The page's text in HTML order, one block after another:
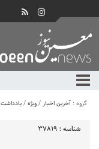
گروه : آخرین اخبار/ویژه/یادداشت
شناسه : 37819